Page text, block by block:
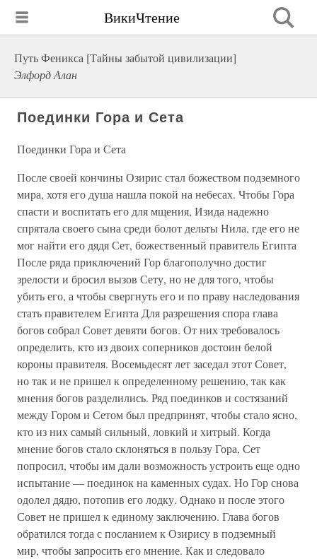
ВикиЧтение
Путь Феникса [Тайны забытой цивилизации]
Элфорд Алан
Поединки Гора и Сета
Поединки Гора и Сета
После своей кончины Озирис стал божеством подземного
мира, хотя его душа нашла покой на небесах. Чтобы Гора
спасти и воспитать его для мщения, Изида надежно
спрятала своего сына среди болот дельты Нила, где его не
мог найти его дядя Сет, божественный правитель Египта
После ряда приключений Гор благополучно достиг
зрелости и бросил вызов Сету, но не для того, чтобы
убить его, а чтобы свергнуть его и по праву наследования
стать правителем Египта Для разрешения спора глава
богов собрал Совет девяти богов. От них требовалось
определить, кто из двоих соперников достоин белой
короны правителя. Восемьдесят лет заседал этот Совет,
но так и не пришел к определенному решению, так как
мнения богов разделились. Ряд поединков и состязаний
между Гором и Сетом был предпринят, чтобы стало ясно,
кто из них самый сильный, ловкий и хитрый. Когда
мнение богов стало склоняться в пользу Гора, Сет
попросил, чтобы им дали возможность устроить еще одно
испытание — поединок на каменных судах. Но Гор снова
одолел дядю, потопив его лодку. Однако и после этого
Совет не пришел к единому заключению. Глава богов
обратился тогда с посланием к Озирису в подземный
мир, чтобы запросить его мнение. Как и следовало